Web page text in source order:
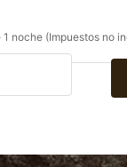
noche (Impuestos no